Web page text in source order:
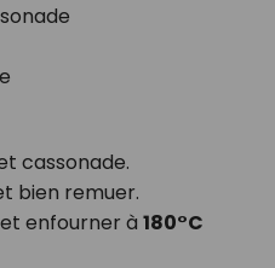
cassonade.
bien remuer.
enfourner à 180°C